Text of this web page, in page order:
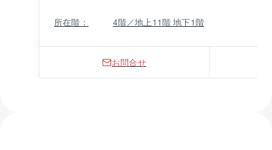
所在階： 4階／地上11階 地下1階
お問合せ